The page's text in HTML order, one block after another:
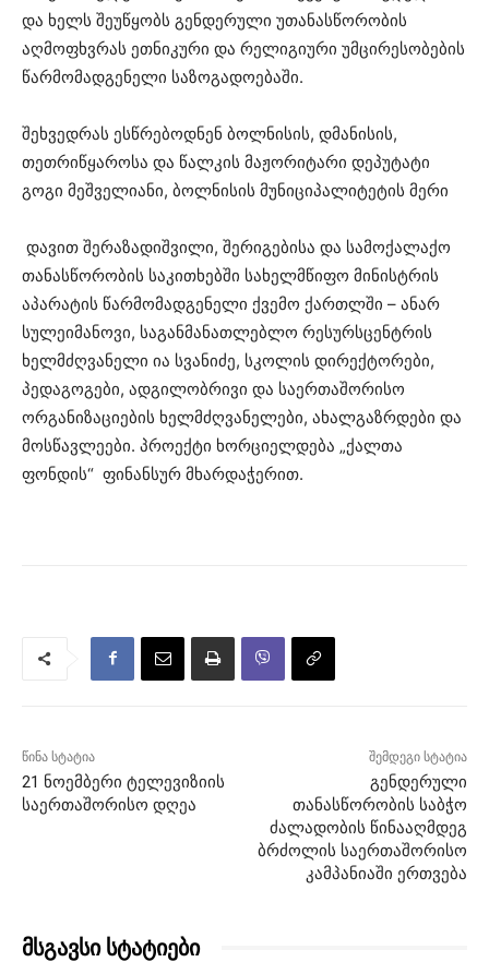
და ხელს შეუწყობს გენდერული უთანასწორობის
აღმოფხვრას ეთნიკური და რელიგიური უმცირესობების
წარმომადგენელი საზოგადოებაში.
შეხვედრას ესწრებოდნენ ბოლნისის, დმანისის,
თეთრიწყაროსა და წალკის მაჟორიტარი დეპუტატი
გოგი მეშველიანი, ბოლნისის მუნიციპალიტეტის მერი
დავით შერაზადიშვილი, შერიგებისა და სამოქალაქო
თანასწორობის საკითხებში სახელმწიფო მინისტრის
აპარატის წარმომადგენელი ქვემო ქართლში – ანარ
სულეიმანოვი, საგანმანათლებლო რესურსცენტრის
ხელმძღვანელი ია სვანიძე, სკოლის დირექტორები,
პედაგოგები, ადგილობრივი და საერთაშორისო
ორგანიზაციების ხელმძღვანელები, ახალგაზრდები და
მოსწავლეები. პროექტი ხორციელდება „ქალთა
ფონდის“ ფინანსურ მხარდაჭერით.
წინა სტატია
21 ნოემბერი ტელევიზიის
საერთაშორისო დღეა
შემდეგი სტატია
გენდერული
თანასწორობის საბჭო
ძალადობის წინააღმდეგ
ბრძოლის საერთაშორისო
კამპანიაში ერთვება
მსგავსი სტატიები